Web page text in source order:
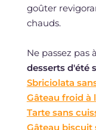
goûter
chauds.
Ne passez pas
desserts d'été
Sbriciolata
Gâteau froid à
Tarte sans
Gâteau biscuit